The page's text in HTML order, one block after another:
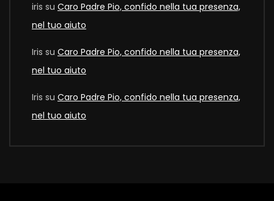
iris su Caro Padre Pio, confido nella tua presenza,
nel tuo aiuto
Iris su Caro Padre Pio, confido nella tua presenza,
nel tuo aiuto
Iris su Caro Padre Pio, confido nella tua presenza,
nel tuo aiuto